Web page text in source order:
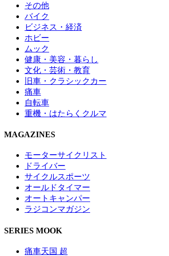
その他
バイク
ビジネス・経済
ホビー
ムック
健康・美容・暮らし
文化・芸術・教育
旧車・クラシックカー
痛車
自転車
重機・はたらくクルマ
MAGAZINES
モーターサイクリスト
ドライバー
サイクルスポーツ
オールドタイマー
オートキャンパー
ラジコンマガジン
SERIES MOOK
痛車天国 超